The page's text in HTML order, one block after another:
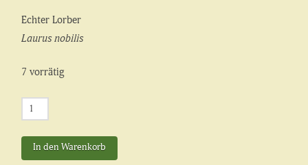
Echter Lorber
Laurus nobilis
7 vorrätig
Lorbeer
In den Warenkorb